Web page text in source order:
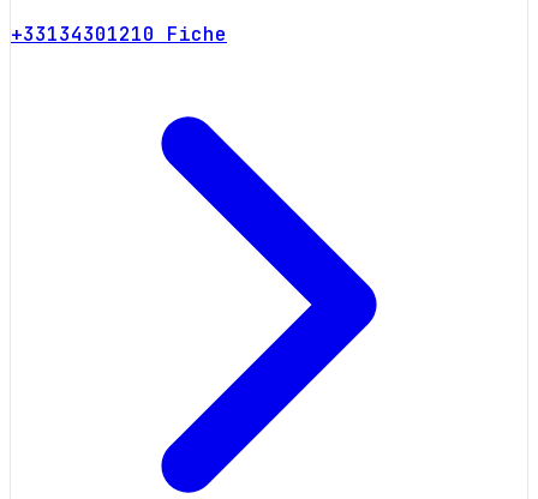
+33134301210 Fiche